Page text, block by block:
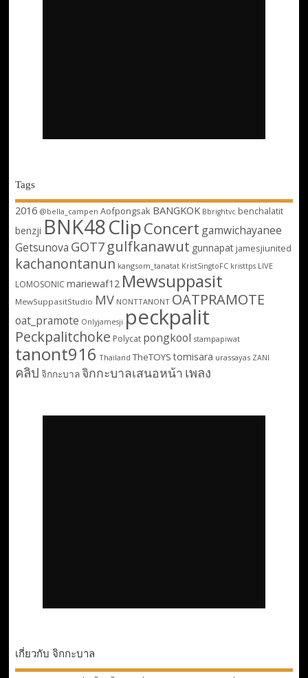
Tags
2016 @bella_campen Aofpongsak BANGKOK Bbrightvc benchalatit
benzji BNK48ClipConcert gamwichayanee
Getsunova GOT7 gulfkanawut gunnapat jamesjiunited
kachanontanun kangsom_tanatat KristSingtoFC kristtps LIVE
LOMOSONIC mariewaf12 Mewsuppasit
MewSuppasitStudio MV NONTTANONT OATPRAMOTE
oat_pramote Onlyjamesji peckpalit
Peckpalitchoke Polycat pongkool stampapiwat
tanont916 Thailand TheTOYS tomisara urassayas ZANI
คลิป จิกกะบาลจิกกะบาลเสนอหน้า เพลง
เกี่ยวกับ จิกกะบาล